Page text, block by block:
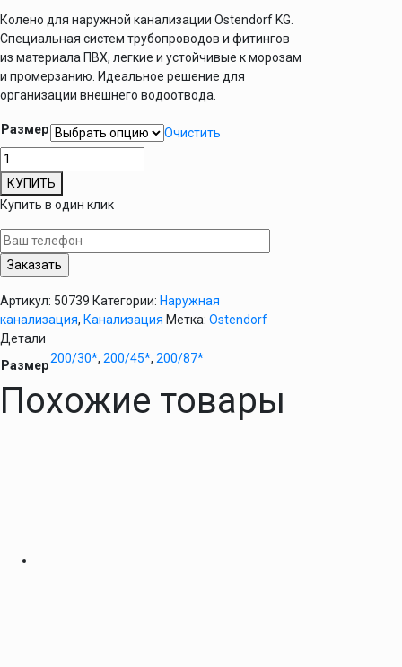
Колено для наружной канализации Ostendorf KG.
Специальная систем трубопроводов и фитингов
из материала ПВХ, легкие и устойчивые к морозам
и промерзанию. Идеальное решение для
организации внешнего водоотвода.
Размер
Очистить
Количество
товара
Колено
канализационное
D200
мм
Ostendorf
наружное
КУПИТЬ
Купить в один клик
Артикул: 50739 Категории: Наружная
канализация, Канализация Метка: Ostendorf
Детали
Размер200/30*, 200/45*, 200/87*
Похожие товары